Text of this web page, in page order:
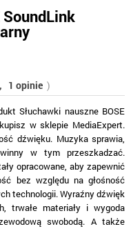
SoundLink
1 opinie )
Słuchawki nauszne BOSE
w sklepie MediaExpert.
dźwięku. Muzyka sprawia,
w tym przeszkadzać.
opracowane, aby zapewnić
bez względu na głośność
technologii. Wyraźny dźwięk
trwałe materiały i wygoda
swobodą. A także